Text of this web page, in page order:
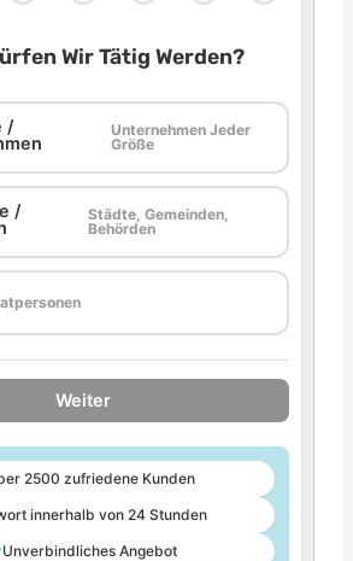
Wir Tätig Werden?
/
Unternehmen Jeder
Größe
/
Städte, Gemeinden,
Behörden
Weiter
2500 zufriedene Kunden
innerhalb von 24 Stunden
Unverbindliches Angebot